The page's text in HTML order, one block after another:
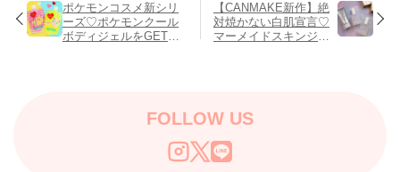
ポケモンコスメ新シリ
ーズ♡ポケモンクール
ボディジェルをGETせ
【CANMAKE新作】絶
対焼かない白肌宣言♡
マーメイドスキンジェ
FOLLOW US